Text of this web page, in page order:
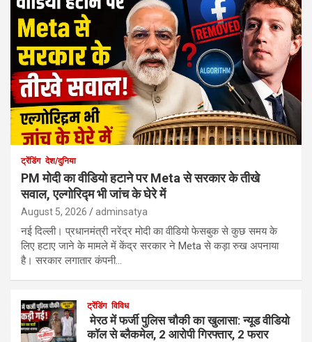
ट्रेंडिंग देश/दुनिया
PM मोदी का वीडियो हटाने पर Meta से सरकार के तीखे
सवाल, एल्गोरिद्म भी जांच के घेरे में
August 5, 2026 adminsatya
नई दिल्ली। प्रधानमंत्री नरेंद्र मोदी का वीडियो फेसबुक से कुछ समय के
लिए हटाए जाने के मामले में केंद्र सरकार ने Meta से कड़ा रुख अपनाया
है। सरकार लगातार कंपनी…
ट्रेंडिंग विविध
मेरठ में फर्जी पुलिस चौकी का खुलासा: न्यूड वीडियो
कॉल से ब्लैकमेल, 2 आरोपी गिरफ्तार, 2 फरार